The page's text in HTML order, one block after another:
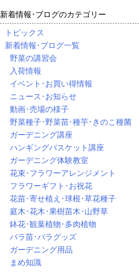
新着情報･ブログのカテゴリー
トピックス
新着情報･ブログ一覧
野菜の講習会
入荷情報
イベント･お買い得情報
ニュース･お知らせ
動画･売場の様子
野菜種子･野菜苗･種芋･きのこ種菌
ガーデニング講座
ハンギングバスケット講座
ガーデニング体験教室
花束･フラワーアレンジメント
フラワーギフト･お祝花
花苗･寄せ植え･球根･草花種子
庭木･花木･果樹苗木･山野草
鉢花･観葉植物･多肉植物
バラ苗･バラグッズ
ガーデニング用品
まめ知識